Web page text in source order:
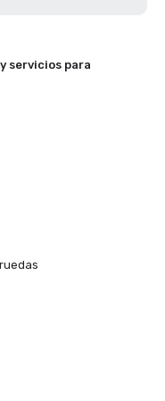
servicios para